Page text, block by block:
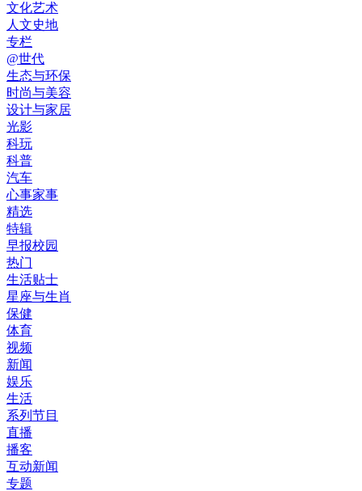
文化艺术
人文史地
专栏
@世代
生态与环保
时尚与美容
设计与家居
光影
科玩
科普
汽车
心事家事
精选
特辑
早报校园
热门
生活贴士
星座与生肖
保健
体育
视频
新闻
娱乐
生活
系列节目
直播
播客
互动新闻
专题